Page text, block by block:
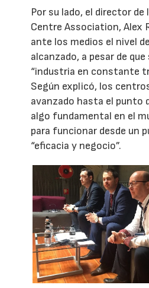
Por su lado, el director de
Centre Association, Alex
ante los medios el nivel
alcanzado, a pesar de
“industria en constante
Según explicó, los
avanzado hasta el punto
algo fundamental en el
para funcionar desde un
“eficacia y negocio”.